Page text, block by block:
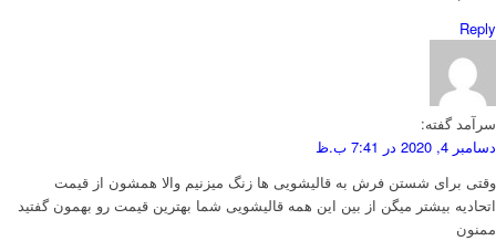
Reply
سرآمد گفته:
دسامبر 4, 2020 در 7:41 ب.ظ
وقتی برای شستن فرش به قالیشویی ها زنگ میزنیم والا همشون از قیمت
اتحادیه بیشتر میگن از بین این همه قالیشویی شما بهترین قیمت رو بهمون گفتید
ممنون